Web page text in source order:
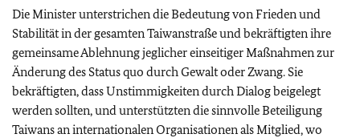
Die Minister unterstrichen die Bedeutung von Frieden und
Stabilität in der gesamten Taiwanstraße und bekräftigten ihre
gemeinsame Ablehnung jeglicher einseitiger Maßnahmen zur
Änderung des Status quo durch Gewalt oder Zwang. Sie
bekräftigten, dass Unstimmigkeiten durch Dialog beigelegt
werden sollten, und unterstützten die sinnvolle Beteiligung
Taiwans an internationalen Organisationen als Mitglied, wo